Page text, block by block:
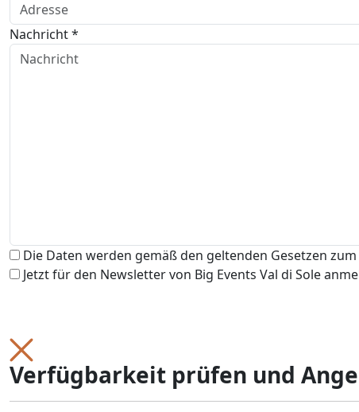
Nachricht *
Die Daten werden gemäß den geltenden Gesetzen
Jetzt für den Newsletter von Big Events Val di Sole
Verfügbarkeit prüfen und